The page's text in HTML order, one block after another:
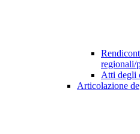
regionali/
Atti degli
Articolazione